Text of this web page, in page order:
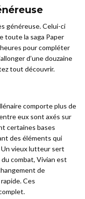
généreuse. Celui-ci
toute la saga Paper
pour compléter
d’une douzaine
tout découvrir.
comporte plus de
eux sont axés sur
certaines bases
des éléments qui
Un vieux lutteur sert
combat, Vivian est
de
Ces